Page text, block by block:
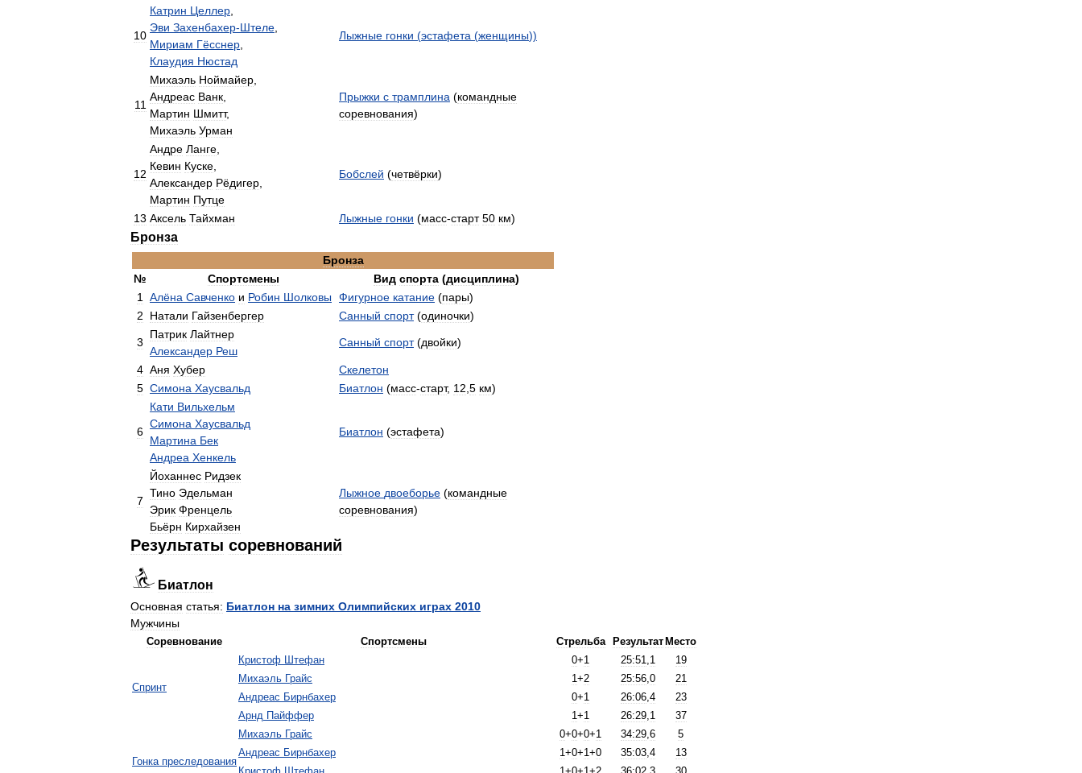
10
Катрин Целлер
Эви Захенбахер-Штеле
Мириам Гёсснер
Клаудия Нюстад
Лыжные гонки (эстафета (женщины))
11
Михаэль Ноймайер
Андреас Ванк
Мартин Шмитт,
Михаэль Урман
Прыжки с трамплина (командные
соревнования)
12
Андре Ланге
Кевин Куске
Александер Рёдигер
Мартин Путце
Бобслей (четвёрки)
13 Аксель Тайхман Лыжные гонки (масс-старт 50 км)
Бронза
Бронза
№
Спортсмены Вид спорта (дисциплина)
1
Алёна Савченко и Робин Шолковы Фигурное катание (пары)
2
Натали Гайзенбергер Санный спорт(одиночки)
3
Патрик Лайтнер
Александер Реш
Санный спорт(двойки)
4 Аня Хубер
Скелетон
5 Симона Хаусвальд Биатлон (масс-старт, 12 5 км)
6
Кати Вильхельм
Симона Хаусвальд
Мартина Бек
Андреа Хенкель
Биатлон (эстафета)
7
Йоханнес Ридзек
Тино Эдельман
Эрик Френцель
Бьёрн Кирхайзен
Лыжное двоеборье (командные
соревнования)
Результаты соревнований
Биатлон
Основная статья: Биатлон на зимних Олимпийских играх 2010
Мужчины
Соревнование Спортсмены Стрельба Результат Место
Спринт
Кристоф Штефан 0+1 25:51,1
19
Михаэль
Грайс 1+2 25:56,0
21
Андреас Бирнбахер 0+1 26:06,4
23
Арнд
Пайффер 1+1 26:29,1 37
Гонка преследования
Михаэль Грайс 0+0+0+1 34:29,6
5
Андреас Бирнбахер 1+0+1+0 35:03,4
13